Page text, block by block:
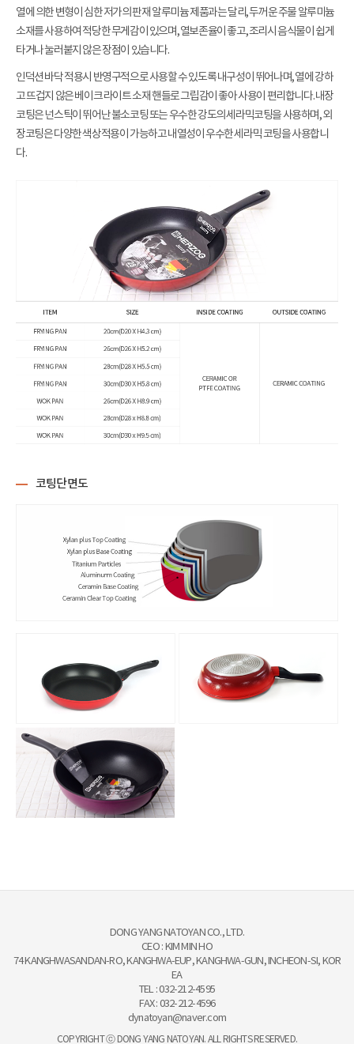
열에 의한 변형이 심한 저가의 판재 알루미늄 제품과는 달리, 두꺼운 주물 알루미늄
소재를 사용하여 적당한 무게감이 있으며, 열보존율이 좋고, 조리시 음식물이 쉽게
타거나 눌러붙지 않은 장점이 있습니다.
인덕션 바닥 적용시 반영구적으로 사용할 수 있도록 내구성이 뛰어나며, 열에 강하
고 뜨겁지 않은 베이크 라이트 소재 핸들로 그립감이 좋아 사용이 편리합니다. 내장
코팅은 넌스틱이 뛰어난 불소코팅 또는 우수한 강도의 세라믹코팅을 사용하며, 외
장코팅은 다양한 색상적용이 가능하고 내열성이 우수한 세라믹 코팅을 사용합니
다.
코팅단면도
DONG YANG NATOYAN CO., LTD.
CEO : KIM MIN HO
74 KANGHWASANDAN-RO, KANGHWA-EUP, KANGHWA-GUN, INCHEON-SI, KOR
EA
TEL : 032-212-4595
FAX : 032-212-4596
dynatoyan@naver.com
COPYRIGHT ⓒ DONG YANG NATOYAN. ALL RIGHTS RESERVED.